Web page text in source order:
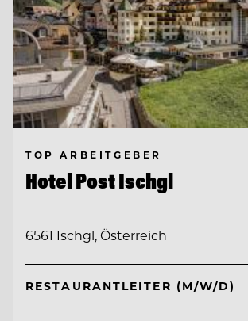
TOP ARBEITGEBER
Hotel Post Ischgl
6561 Ischgl, Österreich
RESTAURANTLEITER (M/W/D)